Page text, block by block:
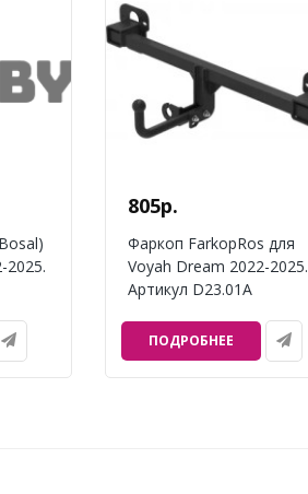
2025.
805р.
Фаркоп FarkopRos для
Voyah Dream 2022-2025.
Артикул D23.01A
ПОДРОБНЕЕ